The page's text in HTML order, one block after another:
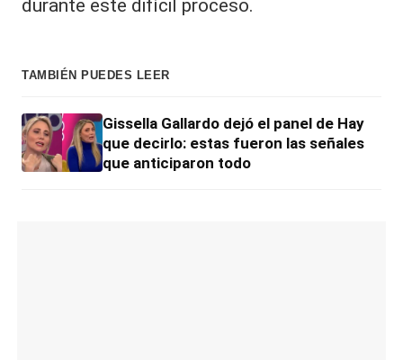
durante este difícil proceso.
TAMBIÉN PUEDES LEER
Gissella Gallardo dejó el panel de Hay
que decirlo: estas fueron las señales
que anticiparon todo